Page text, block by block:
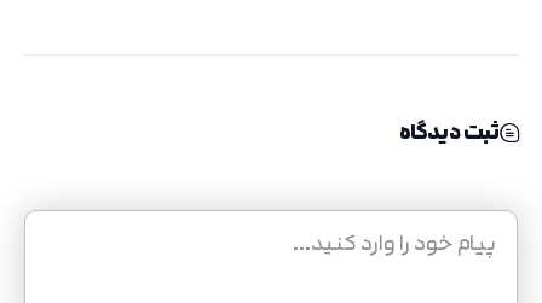
ثبت دیدگاه